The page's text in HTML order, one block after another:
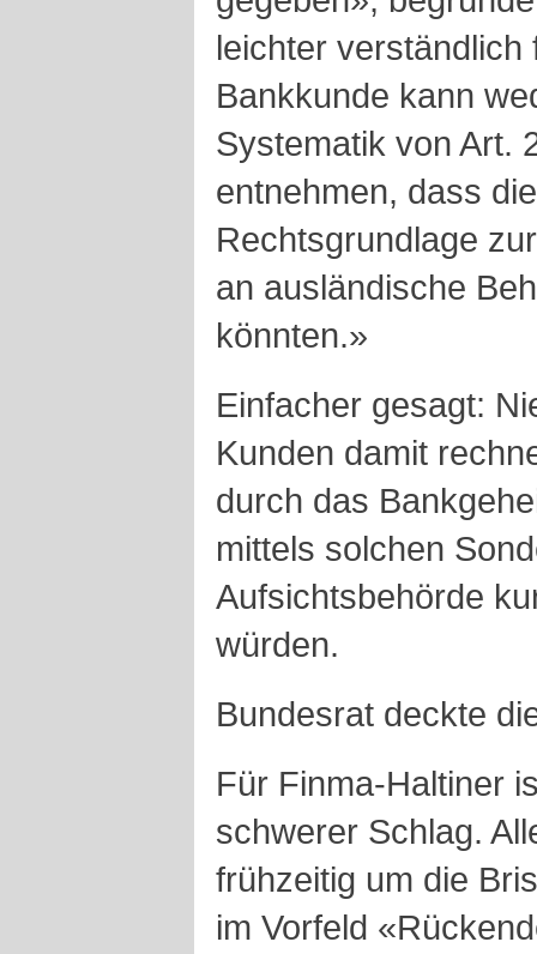
leichter
Bankkunde kann
Systematik von Art.
entnehmen, dass
Rechtsgrundlage
an ausländische
könnten.»
Einfacher gesagt:
Kunden damit
durch das
mittels solchen
Aufsichtsbehörde
würden.
Bundesrat deckte
Für Finma-Haltiner
schwerer Schlag.
frühzeitig um die
im Vorfeld